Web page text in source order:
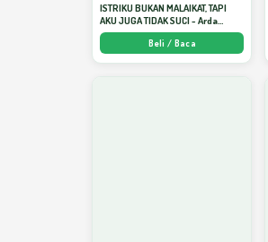
ISTRIKU BUKAN MALAIKAT, TAPI
AKU JUGA TIDAK SUCI - Arda
Dinata
Beli / Baca